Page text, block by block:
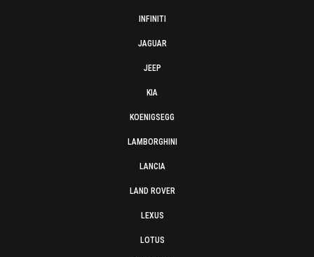
INFINITI
JAGUAR
JEEP
KIA
KOENIGSEGG
LAMBORGHINI
LANCIA
LAND ROVER
LEXUS
LOTUS